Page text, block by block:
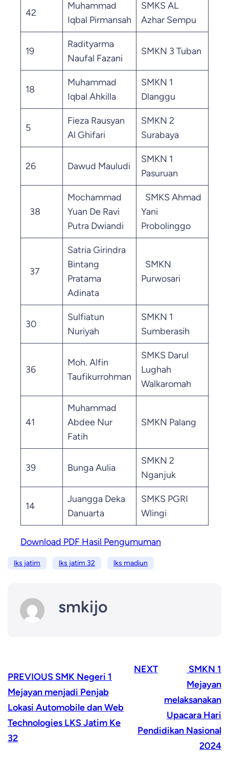
42
Muhammad
Iqbal Pirmansah
SMKS AL
Azhar Sempu
19
Radityarma
Naufal Fazani
SMKN 3 Tuban
18
Muhammad
Iqbal Ahkilla
SMKN 1
Dlanggu
5
Fieza Rausyan
Al Ghifari
SMKN 2
Surabaya
26 Dawud Mauludi
SMKN 1
Pasuruan
38
Mochammad
Yuan De Ravi
Putra Dwiandi
SMKS Ahmad
Yani
Probolinggo
37
Satria Girindra
Bintang
Pratama
Adinata
SMKN
Purwosari
30
Sulfiatun
Nuriyah
SMKN 1
Sumberasih
36
Moh. Alfin
Taufikurrohman
SMKS Darul
Lughah
Walkaromah
41
Muhammad
Abdee Nur
Fatih
SMKN Palang
39 Bunga Aulia
SMKN 2
Nganjuk
14
Juangga Deka
Danuarta
SMKS PGRI
Wlingi
Download PDF Hasil Pengumuman
lks jatim lks jatim 32 lks madiun
smkijo
PREVIOUS SMK Negeri 1
Mejayan menjadi Penjab
Lokasi Automobile dan Web
Technologies LKS Jatim Ke
32
NEXT
SMKN 1
Mejayan
melaksanakan
Upacara Hari
Pendidikan Nasional
2024